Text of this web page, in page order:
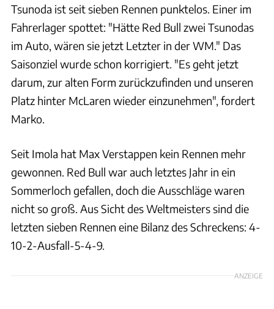
Tsunoda ist seit sieben Rennen punktelos. Einer im
Fahrerlager spottet: "Hätte Red Bull zwei Tsunodas
im Auto, wären sie jetzt Letzter in der WM." Das
Saisonziel wurde schon korrigiert. "Es geht jetzt
darum, zur alten Form zurückzufinden und unseren
Platz hinter McLaren wieder einzunehmen", fordert
Marko.
Seit Imola hat Max Verstappen kein Rennen mehr
gewonnen. Red Bull war auch letztes Jahr in ein
Sommerloch gefallen, doch die Ausschläge waren
nicht so groß. Aus Sicht des Weltmeisters sind die
letzten sieben Rennen eine Bilanz des Schreckens: 4-
10-2-Ausfall-5-4-9.
ANZEIGE